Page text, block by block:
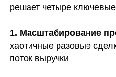
решает четыре
1. Масштабирование
хаотичные разовые
поток выручки